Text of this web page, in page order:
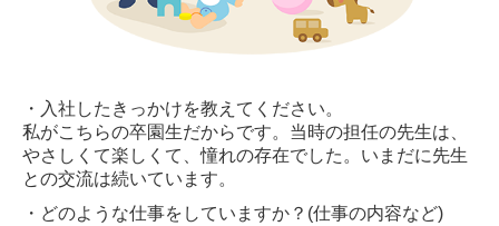
・入社したきっかけを教えてください。
私がこちらの卒園生だからです。当時の担任の先生は、
やさしくて楽しくて、憧れの存在でした。いまだに先生
との交流は続いています。
・どのような仕事をしていますか？(仕事の内容など)